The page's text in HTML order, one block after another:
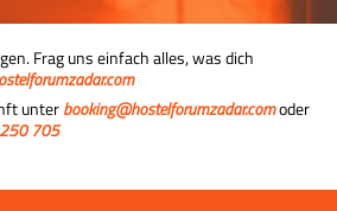
Frag uns einfach alles, was dich
unterbooking@hostelforumzadar.comoder
705